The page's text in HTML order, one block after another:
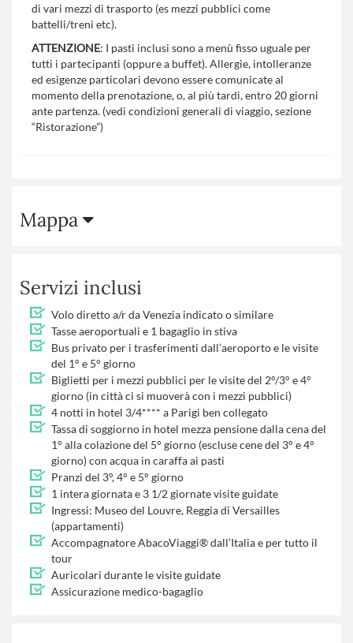
di vari mezzi di trasporto (es mezzi pubblici come
battelli/treni etc).
ATTENZIONE: I pasti inclusi sono a menù fisso uguale per
tutti i partecipanti (oppure a buffet). Allergie, intolleranze
ed esigenze particolari devono essere comunicate al
momento della prenotazione, o, al più tardi, entro 20 giorni
ante partenza. (vedi condizioni generali di viaggio, sezione
“Ristorazione”)
Mappa
Servizi inclusi
Volo diretto a/r da Venezia indicato o similare
Tasse aeroportuali e 1 bagaglio in stiva
Bus privato per i trasferimenti dall’aeroporto e le visite
del 1° e 5° giorno
Biglietti per i mezzi pubblici per le visite del 2°/3° e 4°
giorno (in città ci si muoverà con i mezzi pubblici)
4 notti in hotel 3/4**** a Parigi ben collegato
Tassa di soggiorno in hotel mezza pensione dalla cena del
1° alla colazione del 5° giorno (escluse cene del 3° e 4°
giorno) con acqua in caraffa ai pasti
Pranzi del 3°, 4° e 5° giorno
1 intera giornata e 3 1/2 giornate visite guidate
Ingressi: Museo del Louvre, Reggia di Versailles
(appartamenti)
Accompagnatore AbacoViaggi® dall’Italia e per tutto il
tour
Auricolari durante le visite guidate
Assicurazione medico-bagaglio